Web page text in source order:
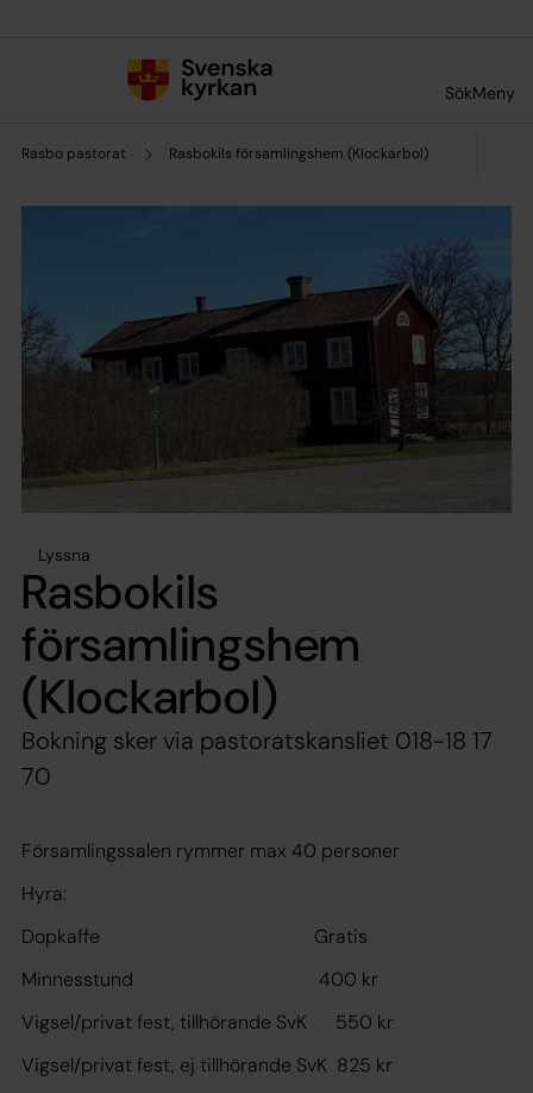
SökMeny
Rasbo pastorat Rasbokils församlingshem (Klockarbol)
Lyssna
Rasbokils
församlingshem
(Klockarbol)
Bokning sker via pastoratskansliet 018-18 17
70
Församlingssalen rymmer max 40 personer
Hyra:
Dopkaffe Gratis
Minnesstund 400 kr
Vigsel/privat fest, tillhörande SvK 550 kr
Vigsel/privat fest, ej tillhörande SvK 825 kr